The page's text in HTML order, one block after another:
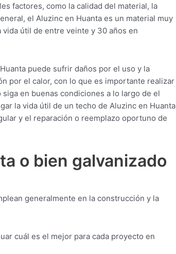
factores, como la calidad del material, la
el Aluzinc en Huanta es un material muy
útil de entre veinte y 30 años en
puede sufrir daños por el uso y la
por el calor, con lo que es importante realizar
en buenas condiciones a lo largo de el
la vida útil de un techo de Aluzinc en Huanta
y el reparación o reemplazo oportuno de
o bien galvanizado
generalmente en la construcción y la
cuál es el mejor para cada proyecto en